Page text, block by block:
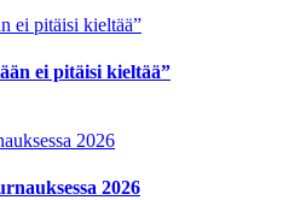
ei pitäisi kieltää”
2026